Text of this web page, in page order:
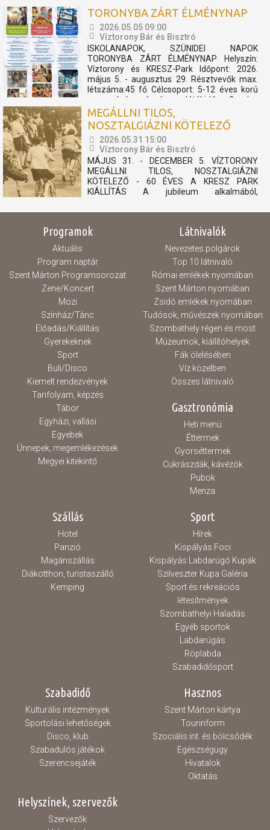
Thor, Pókember, Venom) műsorát, és a velük
való közös bemelegítést követően....
TORONYBA ZÁRT ÉLMÉNYNAP
2026.05.05 09:00
Víztorony Bár és Bisztró
ISKOLANAPOK, SZÜNIDEI NAPOK
TORONYBA ZÁRT ÉLMÉNYNAP Helyszín:
Víztorony és KRESZ-Park Időpont: 2026.
május 5. - augusztus 29. Résztvevők max.
létszáma:45 fő Célcsoport: 5-12 éves korú
gyermekek részére Játékidő: 2 óra
Programelemek: Toronylátogatás és KRESZ
Park A program keretében a csoportok
részére...
MEGÁLLNI TILOS,
NOSZTALGIÁZNI KÖTELEZŐ
2026.05.31 15:00
Víztorony Bár és Bisztró
MÁJUS 31. - DECEMBER 5. VÍZTORONY
MEGÁLLNI TILOS, NOSZTALGIÁZNI
KÖTELEZŐ - 60 ÉVES A KRESZ PARK
KIÁLLÍTÁS A jubileum alkalmából,
relikviákból nyílik kiállítás, mely megidézi a 60
meg kapuit városunk egyik ikonikus kedvelt...
Programok
Aktuális
Program naptár
Szent Márton Programsorozat
Zene/Koncert
Mozi
Színház/Tánc
Előadás/Kiállítás
Gyerekeknek
Sport
Buli/Disco
Kiemelt rendezvények
Tanfolyam, képzés
Tábor
Egyházi, vallási
Egyebek
Ünnepek, megemlékezések
Megyei kitekintő
Látnivalók
Nevezetes polgárok
Top 10 látnivaló
Római emlékek nyomában
Szent Márton nyomában
Zsidó emlékek nyomában
Tudósok, művészek nyomában
Szombathely régen és most
Múzeumok, kiállítóhelyek
Fák ölelésében
Víz közelben
Összes látnivaló
Gasztronómia
Heti menü
Éttermek
Gyorséttermek
Cukrászdák, kávézók
Pubok
Menza
Szállás
Hotel
Panzió
Magánszállás
Diákotthon, turistaszálló
Kemping
Sport
Hírek
Kispályás Foci
Kispályás Labdarúgó Kupák
Szilveszter Kupa Galéria
Sport és rekreációs
létesítmények
Szombathelyi Haladás
Egyéb sportok
Labdarúgás
Röplabda
Szabadidősport
Szabadidő
Kulturális intézmények
Sportolási lehetőségek
Disco, klub
Szabadulós játékok
Szerencsejáték
Hasznos
Szent Márton kártya
Tourinform
Szociális int. és bölcsődék
Egészségügy
Hivatalok
Oktatás
Helyszínek, szervezők
Szervezők